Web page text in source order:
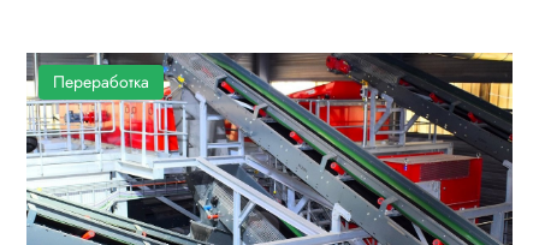
Переработка